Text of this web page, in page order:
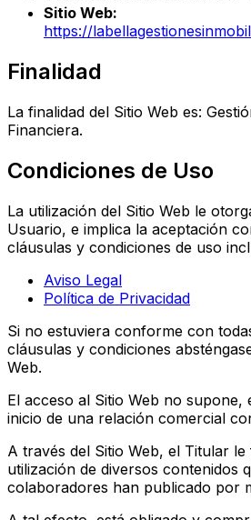
Sitio Web:
https://
Finalidad
La finalidad del Sitio Web es:
Financiera.
Condiciones de Uso
La utilización del Sitio Web le
Usuario, e implica la aceptación
cláusulas y condiciones de uso
Aviso Legal
Política de Privacidad
Si no estuviera conforme con
cláusulas y condiciones
Web.
El acceso al Sitio Web no supone,
inicio de una relación comercial
A través del Sitio Web, el Titular
utilización de diversos contenidos
colaboradores han publicado por